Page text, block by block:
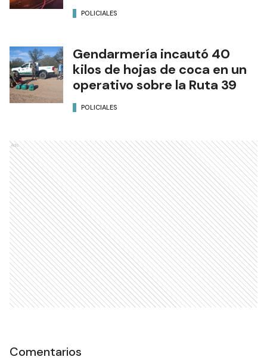
POLICIALES
Gendarmería incautó 40
kilos de hojas de coca en un
operativo sobre la Ruta 39
POLICIALES
Ads
Comentarios